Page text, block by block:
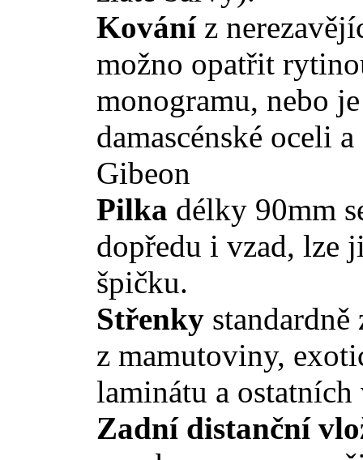
Kováníz
možno opatřit
monogramu, nebo
damascénské oceli
Gibeon
Pilka délky 90mm
dopředu i vzad, lze
špičku.
Střenkystandardně
z mamutoviny,
laminátu a
Zadní distanční